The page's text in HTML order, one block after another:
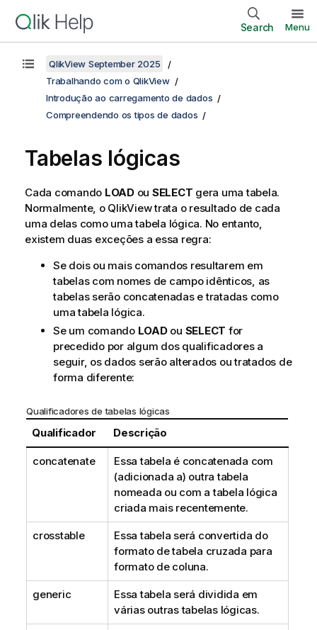
Search Menu
QlikView September 2025
Trabalhando com o QlikView
Introdução ao carregamento de dados
Compreendendo os tipos de dados
Tabelas lógicas
Cada comando LOADou SELECT gera uma tabela.
Normalmente, o QlikViewtrata o resultado de cada
uma delas como uma tabela lógica. No entanto,
existem duas exceções a essa regra:
Se dois ou mais comandos resultarem em
tabelas com nomes de campo idênticos, as
tabelas serão concatenadas e tratadas como
uma tabela lógica.
Se um comando LOADou SELECT for
precedido por algum dos qualificadores a
seguir, os dados serão alterados ou tratados de
forma diferente:
Qualificadores de tabelas lógicas
Qualificador Descrição
concatenate
Essa tabela é concatenada com
(adicionada a) outra tabela
nomeada ou com a tabela lógica
criada mais recentemente.
crosstable
Essa tabela será convertida do
formato de tabela cruzada para
formato de coluna.
generic
Essa tabela será dividida em
várias outras tabelas lógicas.